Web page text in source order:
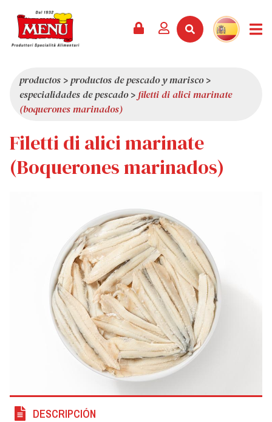
CATÁLOGO
SERVICIOS
ÚLTIMAS NOVEDADES
PREMIOS
QUIÉNES SOMOS
CALIDAD
CURIOSIDADES
SHOWROOM
productos >productos de pescado y marisco>
especialidades de pescado> filetti di alici marinate
(boquerones marinados)
Filetti di alici marinate
(Boquerones marinados)
DESCRIPCIÓN